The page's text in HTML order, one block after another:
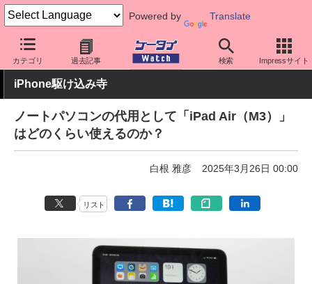
Powered by Translate
カテゴリ 過去記事 検索 Impressサイト
ケータイ Watch OS iPhone (iOS)
iPhone駆け込み寺
ノートパソコンの代用として「iPad Air（M3）」
はどのくらい使えるのか？
白根 雅彦 2025年3月26日 00:00
リスト